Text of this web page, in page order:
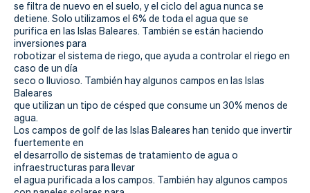
se filtra de nuevo en el suelo, y el ciclo del agua nunca se
detiene. Solo utilizamos el 6% de toda el agua que se
purifica en las Islas Baleares. También se están haciendo
inversiones para
robotizar el sistema de riego, que ayuda a controlar el riego en
caso de un día
seco o lluvioso. También hay algunos campos en las Islas
Baleares
que utilizan un tipo de césped que consume un 30% menos de
agua.
Los campos de golf de las Islas Baleares han tenido que invertir
fuertemente en
el desarrollo de sistemas de tratamiento de agua o
infraestructuras para llevar
el agua purificada a los campos. También hay algunos campos